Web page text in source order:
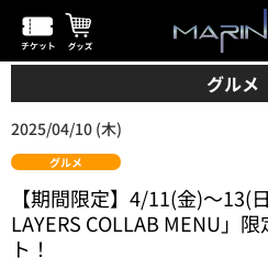
グルメ
2025/04/10 (木)
グルメ
【期間限定】4/11(金)～13(
LAYERS COLLAB MENU」
ト！